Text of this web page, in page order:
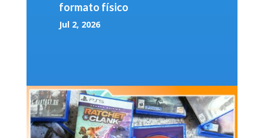
formato físico
Jul 2, 2026